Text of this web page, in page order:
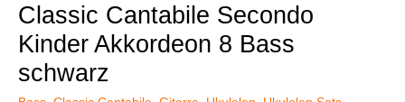
Classic Cantabile Secondo
Kinder Akkordeon 8 Bass
schwarz